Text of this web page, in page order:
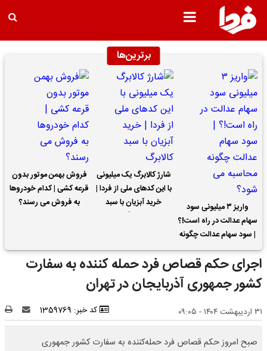
برترین‌ها
واریز ۳ میلیونی سود
سهام عدالت در راه است!؟
| سود سهام عدالت چگونه
محاسبه می شود؟
شارژ کالابرگ یک میلیونی
با این کدهای ملی از فردا |
خرید آبزیان با سبد
فروش بهمن موتور بدون
قرعه کشی | کدام خودروها
به فروش می رسند؟
اجرای حکم قصاص فرد حمله کننده به سفارت
کشور جمهوری آذربایجان در تهران
۳۱ اردیبهشت ۱۴۰۴ - ۰۹:۰۵ کد خبر: 1359769
صبح امروز حکم قصاص فرد حمله‌کننده به سفارت کشور جمهوری